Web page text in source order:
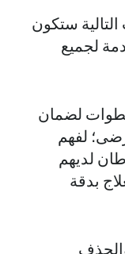
ستكون
لجميع
خطوات لضمان
لفهم
لديهم
بدقة